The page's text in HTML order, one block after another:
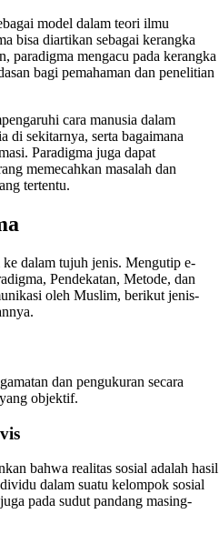
model dalam teori ilmu
bisa diartikan sebagai kerangka
paradigma mengacu pada kerangka
bagi pemahaman dan penelitian
cara manusia dalam
di sekitarnya, serta bagaimana
Paradigma juga dapat
memecahkan masalah dan
tertentu.
ke dalam tujuh jenis. Mengutip e-
Pendekatan, Metode, dan
oleh Muslim, berikut jenis-
dan pengukuran secara
objektif.
bahwa realitas sosial adalah hasil
dalam suatu kelompok sosial
pada sudut pandang masing-